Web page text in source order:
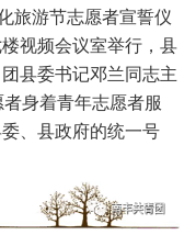
旅游节志愿者宣誓仪
视频会议室举行，县
县委书记邓兰同志主
身着青年志愿者服
、县政府的统一号